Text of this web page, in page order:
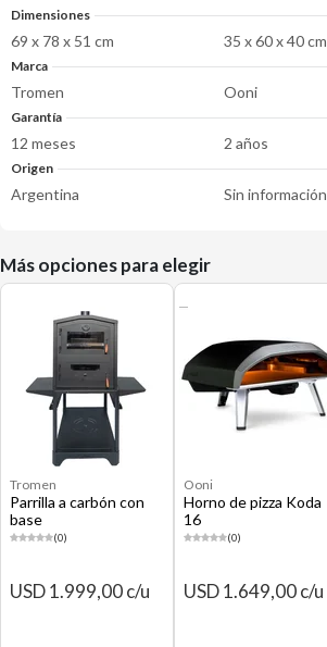
Dimensiones
69 x 78 x 51 cm 35 x 60 x 40 cm
Marca
Tromen Ooni
Garantía
12 meses 2 años
Origen
Argentina Sin información
Más opciones para elegir
Tromen
Parrilla a carbón con
base
(0)
USD 1.999,00 c/u
Ooni
Horno de pizza Koda
16
(0)
USD 1.649,00 c/u